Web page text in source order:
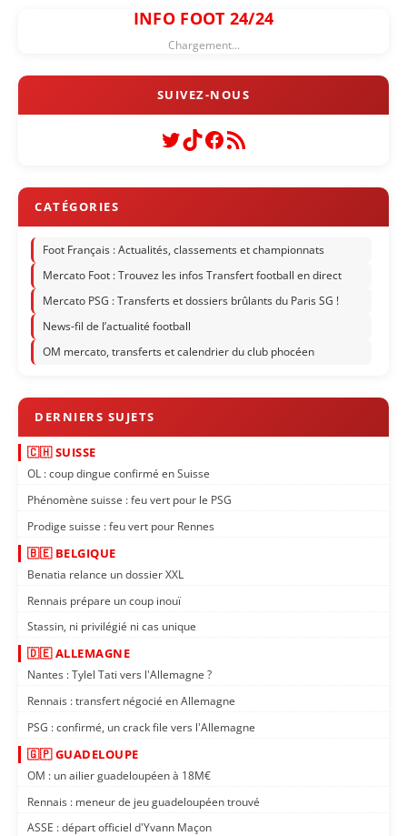
INFO FOOT 24/24
Chargement...
Twitter
TikTok
Facebook
Flux RSS
Foot Français : Actualités, classements et championnats
Mercato Foot : Trouvez les infos Transfert football en direct
Mercato PSG : Transferts et dossiers brûlants du Paris SG !
News-fil de l’actualité football
OM mercato, transferts et calendrier du club phocéen
🇨🇭 SUISSE
OL : coup dingue confirmé en Suisse
Phénomène suisse : feu vert pour le PSG
Prodige suisse : feu vert pour Rennes
🇧🇪 BELGIQUE
Benatia relance un dossier XXL
Rennais prépare un coup inouï
Stassin, ni privilégié ni cas unique
🇩🇪 ALLEMAGNE
Nantes : Tylel Tati vers l'Allemagne ?
Rennais : transfert négocié en Allemagne
PSG : confirmé, un crack file vers l'Allemagne
🇬🇵 GUADELOUPE
OM : un ailier guadeloupéen à 18M€
Rennais : meneur de jeu guadeloupéen trouvé
ASSE : départ officiel d'Yvann Maçon